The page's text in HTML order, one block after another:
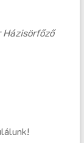
Házisörfőző